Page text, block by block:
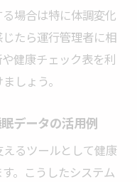
場合は特に体調変化
たら運行管理者に相
健康チェック表を利
しょう。
データの活用例
るツールとして健康
。こうしたシステム